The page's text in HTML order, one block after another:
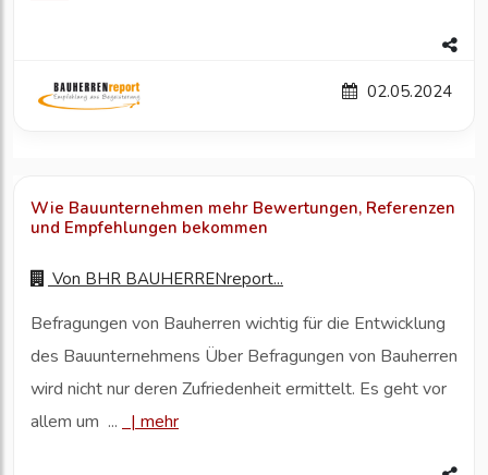
02.05.2024
Wie Bauunternehmen mehr Bewertungen, Referenzen
und Empfehlungen bekommen
Von BHR BAUHERRENreport...
Befragungen von Bauherren wichtig für die Entwicklung
des Bauunternehmens Über Befragungen von Bauherren
wird nicht nur deren Zufriedenheit ermittelt. Es geht vor
allem um ...
| mehr